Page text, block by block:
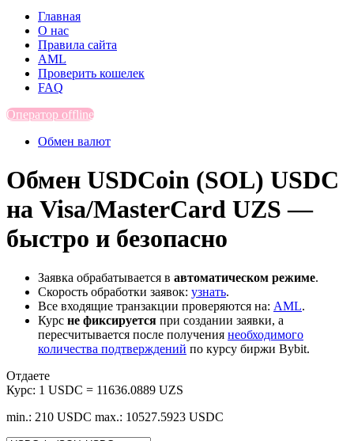
Главная
О нас
Правила сайта
AML
Проверить кошелек
FAQ
Оператор offline
Обмен валют
Обмен USDCoin (SOL) USDC
на Visa/MasterCard UZS —
быстро и безопасно
Заявка обрабатывается в автоматическом режиме.
Скорость обработки заявок: узнать.
Все входящие транзакции проверяются на: AML.
Курс не фиксируется при создании заявки, а
пересчитывается после получения необходимого
количества подтверждений по курсу биржи Bybit.
Отдаете
Курс: 1 USDC = 11636.0889 UZS
min.: 210 USDC max.: 10527.5923 USDC